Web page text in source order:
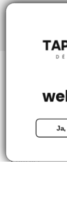
Mijn account
Categorieën
Contact